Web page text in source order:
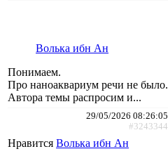
Волька ибн Ан
Понимаем.
Про наноаквариум речи не было.
Автора темы распросим и...
29/05/2026 08:26:05
#3243344
Нравится Волька ибн Ан